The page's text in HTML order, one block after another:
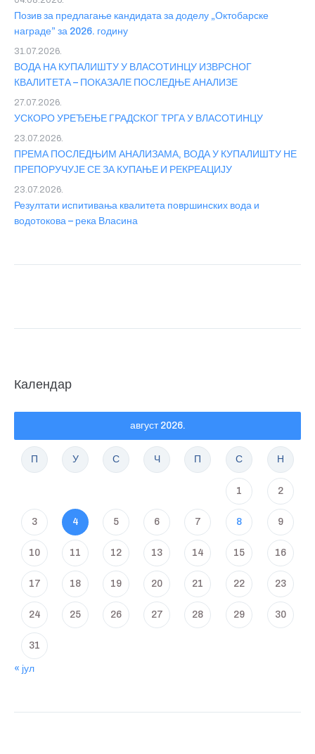
Позив за предлагање кандидата за доделу „Октобарске
награде” за 2026. годину
ВОДА НА КУПАЛИШТУ У ВЛАСОТИНЦУ ИЗВРСНОГ
КВАЛИТЕТА – ПОКАЗАЛЕ ПОСЛЕДЊЕ АНАЛИЗЕ
31.07.2026.
УСКОРО УРЕЂЕЊЕ ГРАДСКОГ ТРГА У ВЛАСОТИНЦУ
27.07.2026.
ПРЕМА ПОСЛЕДЊИМ АНАЛИЗАМА, ВОДА У КУПАЛИШТУ НЕ
ПРЕПОРУЧУЈЕ СЕ ЗА КУПАЊЕ И РЕКРЕАЦИЈУ
23.07.2026.
Резултати испитивања квалитета површинских вода и
водотокова – река Власина
23.07.2026.
Календар
август 2026.
П У С Ч П С Н
1 2
3 4 5 6 7 8 9
10 11 12 13 14 15 16
17 18 19 20 21 22 23
24 25 26 27 28 29 30
31
« јул